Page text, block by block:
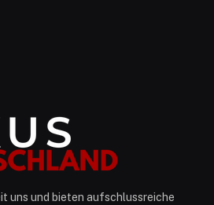
uns und bieten aufschlussreiche